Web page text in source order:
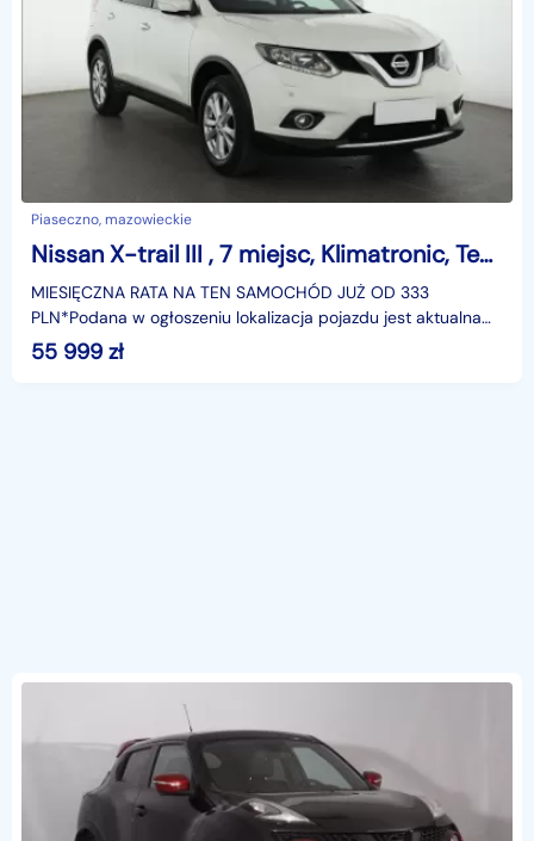
Piaseczno, mazowieckie
Nissan X-trail III , 7 miejsc, Klimatronic, Tempomat, Parktronic,
MIESIĘCZNA RATA NA TEN SAMOCHÓD JUŻ OD 333
PLN*Podana w ogłoszeniu lokalizacja pojazdu jest aktualna
na dzień wystawienia ogłoszenia. Przed przyjazdem do
salonu
55 999 zł